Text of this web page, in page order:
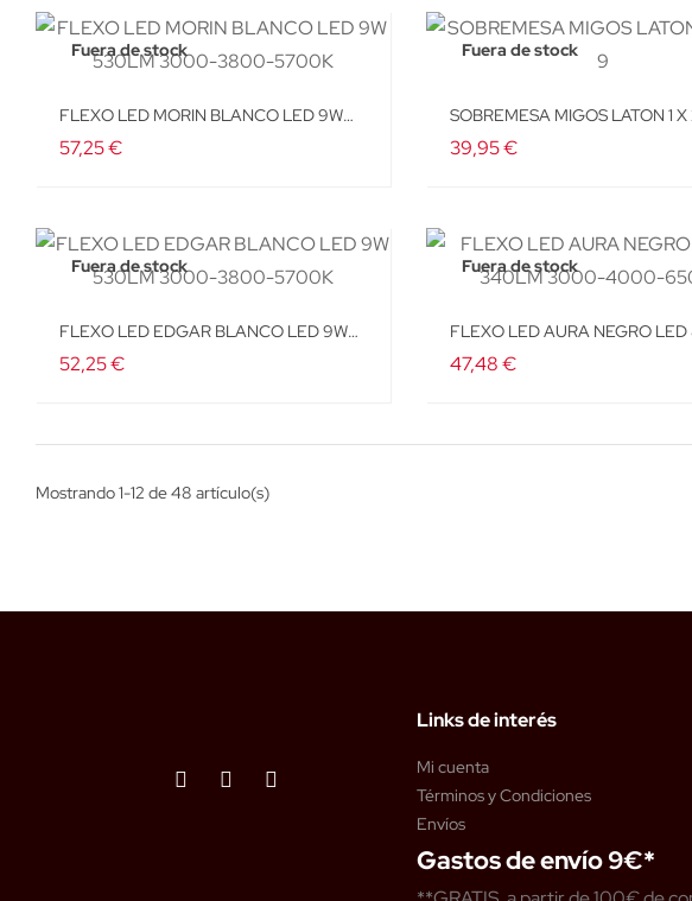
Fuera de stock
FLEXO LED MORIN BLANCO LED 9W
530LM 3000-3800-5700K
57,25 €
Fuera de stock
SOBREMESA MIGOS LATON 1
39,95 €
Fuera de stock
FLEXO LED EDGAR BLANCO LED 9W
530LM 3000-3800-5700K
52,25 €
Fuera de stock
FLEXO LED AURA NEGRO LED
340LM 3000-4000-6500K
47,48 €
Mostrando 1-12 de 48 artículo(s)
Links de interés
Mi cuenta
Términos y Condiciones
Envíos
Gastos de envío 9€*